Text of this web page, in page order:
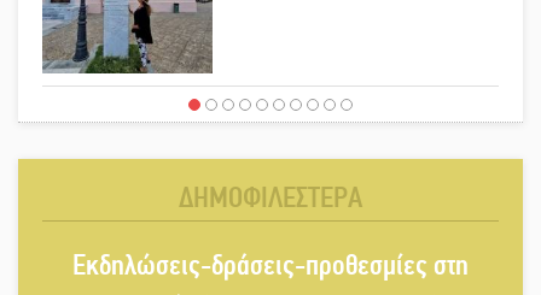
Νταλίκα έπεσε σε γκρεμό στον
«ξεκλειδώνει» αγορά και
ΔΗΜΟΦΙΛΕΣΤΕΡΑ
Εκδηλώσεις-δράσεις-προθεσμίες στη